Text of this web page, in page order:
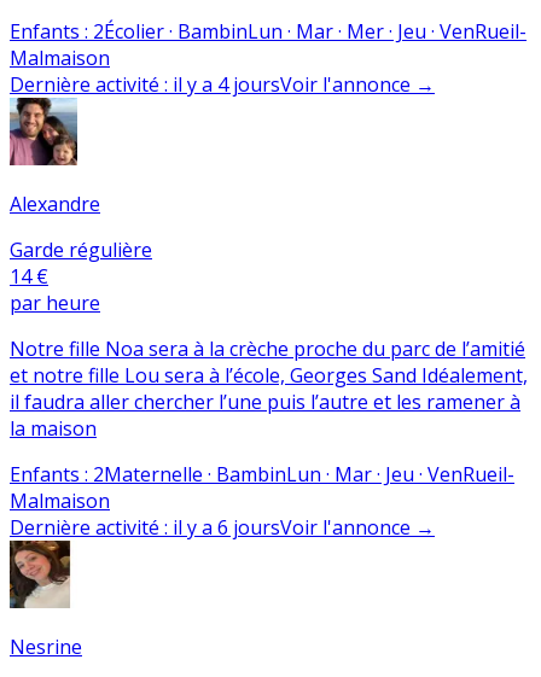
Enfants : 2Écolier · BambinLun · Mar · Mer · Jeu · VenRueil-
Malmaison
Dernière activité : il y a 4 joursVoir l'annonce →
Alexandre
Garde régulière
14 €
par heure
Notre fille Noa sera à la crèche proche du parc de l’amitié
et notre fille Lou sera à l’école, Georges Sand Idéalement,
il faudra aller chercher l’une puis l’autre et les ramener à
la maison
Enfants : 2Maternelle · BambinLun · Mar · Jeu · VenRueil-
Malmaison
Dernière activité : il y a 6 joursVoir l'annonce →
Nesrine